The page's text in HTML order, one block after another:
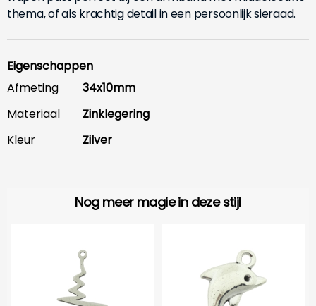
thema, of als krachtig detail in een persoonlijk sieraad.
Eigenschappen
Afmeting
34x10mm
Materiaal
Zinklegering
Kleur
Zilver
Nog meer magie in deze stijl